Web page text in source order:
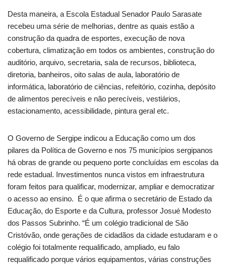
Desta maneira, a Escola Estadual Senador Paulo Sarasate
recebeu uma série de melhorias, dentre as quais estão a
construção da quadra de esportes, execução de nova
cobertura, climatização em todos os ambientes, construção do
auditório, arquivo, secretaria, sala de recursos, biblioteca,
diretoria, banheiros, oito salas de aula, laboratório de
informática, laboratório de ciências, refeitório, cozinha, depósito
de alimentos perecíveis e não perecíveis, vestiários,
estacionamento, acessibilidade, pintura geral etc.
O Governo de Sergipe indicou a Educação como um dos
pilares da Política de Governo e nos 75 municípios sergipanos
há obras de grande ou pequeno porte concluídas em escolas da
rede estadual. Investimentos nunca vistos em infraestrutura
foram feitos para qualificar, modernizar, ampliar e democratizar
o acesso ao ensino. É o que afirma o secretário de Estado da
Educação, do Esporte e da Cultura, professor Josué Modesto
dos Passos Subrinho. “É um colégio tradicional de São
Cristóvão, onde gerações de cidadãos da cidade estudaram e o
colégio foi totalmente requalificado, ampliado, eu falo
requalificado porque vários equipamentos, várias construções